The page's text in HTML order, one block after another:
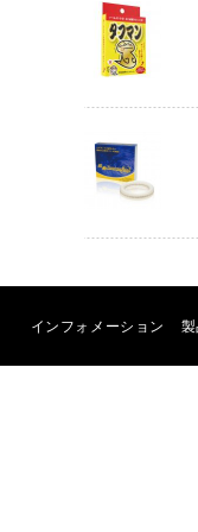
インフォメーション